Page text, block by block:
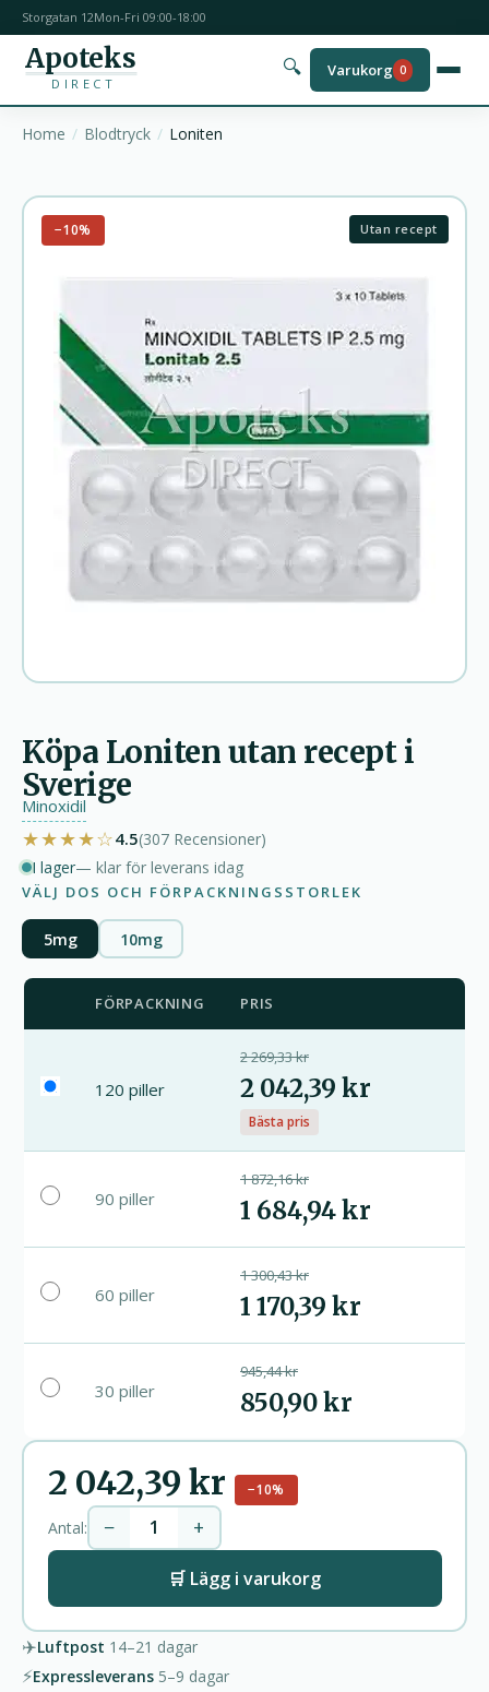
Storgatan 12Mon-Fri 09:00-18:00
Apoteks
DIRECT
🔍 Varukorg 0
Home Blodtryck Loniten
−10% Utan recept
Köpa Loniten utan recept i
Sverige
Minoxidil
★★★★☆4.5(307 Recensioner)
I lager— klar för leverans idag
VÄLJ DOS OCH FÖRPACKNINGSSTORLEK
5mg 10mg
FÖRPACKNING PRIS
120 piller
2 269,33 kr
2 042,39 kr
Bästa pris
90 piller
1 872,16 kr
1 684,94 kr
60 piller
1 300,43 kr
1 170,39 kr
30 piller
945,44 kr
850,90 kr
2 042,39 kr −10%
Antal: − +
🛒 Lägg i varukorg
✈️Luftpost 14–21 dagar
⚡Expressleverans 5–9 dagar